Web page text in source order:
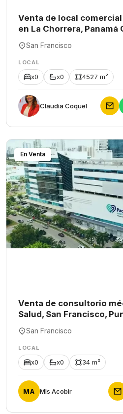
Venta de local
en La Chorrera, Panamá
San Francisco
LOCAL
x0 x0 4527 m²
Claudia Coquel
En Venta
Venta de consultorio
Salud, San Francisco,
San Francisco
LOCAL
x0 x0 34 m²
MA Mls Acobir